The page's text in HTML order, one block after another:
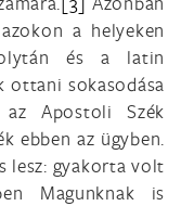
a helyeken
és a latin
ottani sokasodása
Apostoli Szék
ebben az ügyben.
lesz: gyakorta volt
Magunknak is